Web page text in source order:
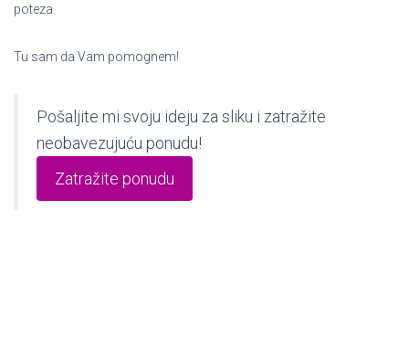
poteza.
Tu sam da Vam pomognem!
Pošaljite mi svoju ideju za sliku i zatražite
neobavezujuću ponudu!
Zatražite ponudu